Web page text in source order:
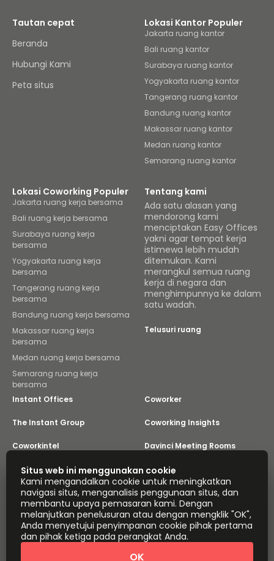
Tautan cepat
Beranda
Hubungi Kami
Peta situs
Lokasi Kantor Populer
Jakarta ruang kantor
Bali ruang kantor
Surabaya ruang kantor
Yogyakarta ruang kantor
Tangerang ruang kantor
Bandung ruang kantor
Makassar ruang kantor
Medan ruang kantor
Semarang ruang kantor
Lokasi Coworking Populer
Jakarta ruang kerja bersama
Bali ruang kerja bersama
Surabaya ruang kerja
bersama
Yogyakarta ruang kerja
bersama
Tangerang ruang kerja
bersama
Bandung ruang kerja bersama
Makassar ruang kerja
bersama
Medan ruang kerja bersama
Semarang ruang kerja
bersama
Tentang kami
Ada satu alasan yang
mendorong kami
menciptakan Easy Offices
yakni agar tempat kerja
istimewa lebih mudah
ditemukan. Kami
merangkul semua ruang
kerja di negara dan
menghimpunnya ke dalam
satu wadah.
Telusuri ruang
Instant Offices Coworker
The Instant Group Coworking Insights
Coworkintel Davinci Meeting Rooms
Davinci Virtual Incendium
Yta
Bagian dari
Instant Group
Peta situs Ketentuan
Privasi
Pernyataan Mengenai Perbudakan Modern
Tentang
Situs web ini menggunakan cookie
Kami mengandalkan cookie untuk meningkatkan
navigasi situs, menganalisis penggunaan situs, dan
membantu upaya pemasaran kami. Dengan
melanjutkan penelusuran atau dengan mengklik "OK",
Anda menyetujui penyimpanan cookie pihak pertama
dan pihak ketiga pada perangkat Anda.
OK